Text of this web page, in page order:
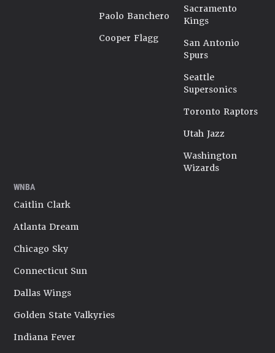
Paolo Banchero
Cooper Flagg
Sacramento
Kings
San Antonio
Spurs
Seattle
Supersonics
Toronto Raptors
Utah Jazz
Washington
Wizards
WNBA
Caitlin Clark
Atlanta Dream
Chicago Sky
Connecticut Sun
Dallas Wings
Golden State Valkyries
Indiana Fever